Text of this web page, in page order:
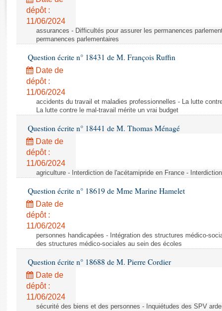
Rapports d'enquête
Rapports législatifs
Baromètre de l’application des lois
Dossiers législatifs
Budget et sécurité sociale
Questions écrites et orales
Comptes rendus des débats
dépôt :
11/06/2024
assurances - Difficultés pour assurer les permanences
permanences parlementaires
Question écrite n° 18431 de M. François Ruffin
Date de
dépôt :
11/06/2024
accidents du travail et maladies professionnelles - La lutte
La lutte contre le mal-travail mérite un vrai budget
Question écrite n° 18441 de M. Thomas Ménagé
Date de
dépôt :
11/06/2024
agriculture - Interdiction de l'acétamipride en France -
Question écrite n° 18619 de Mme Marine Hamelet
Date de
dépôt :
11/06/2024
personnes handicapées - Intégration des structures médico-
des structures médico-sociales au sein des écoles
Question écrite n° 18688 de M. Pierre Cordier
Date de
dépôt :
11/06/2024
sécurité des biens et des personnes - Inquiétudes des SPV